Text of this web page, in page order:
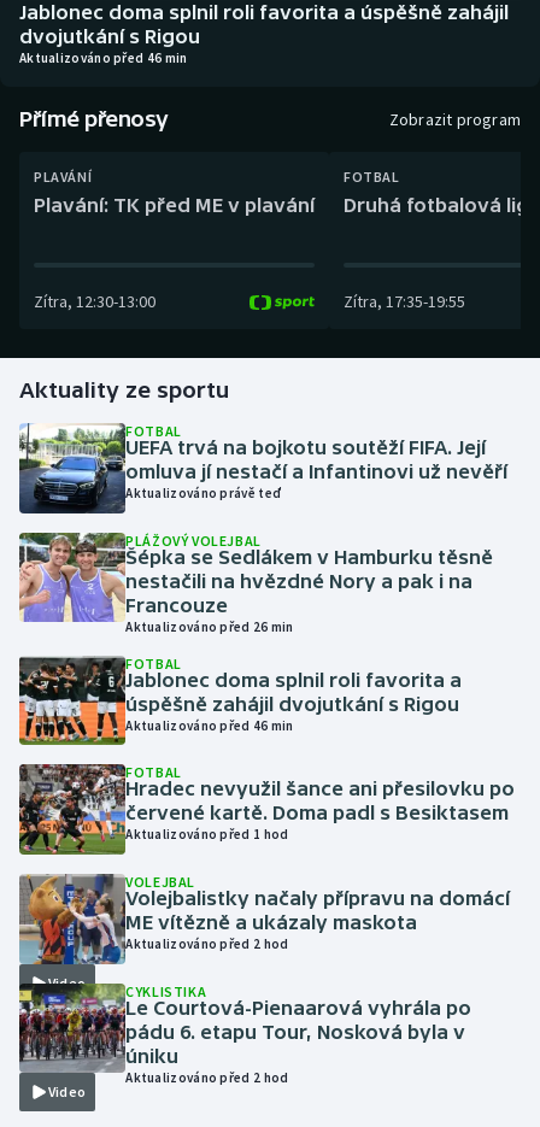
Box
Dostihy
Florbal
Golf
Gymnastika
Házená
Jezdectví
Judo
Krasobruslení
Lezení
Lyže a snowboard
Moderní pětiboj
Motorsport
Olympijské hry
Parasport
Plavání
Plážový volejbal
Ragby
Jablonec doma splnil roli favorita a úspěšně zahájil
dvojutkání s Rigou
Aktualizováno před 46 min
Přímé přenosy Zobrazit program
PLAVÁNÍ
Plavání: TK před ME v plavání
Zítra, 12:30-13:00
FOTBAL
Druhá fotbalová
Zítra, 17:35-19:55
Aktuality ze sportu
FOTBAL
UEFA trvá na bojkotu soutěží FIFA. Její
omluva jí nestačí a Infantinovi už nevěří
Aktualizováno právě teď
PLÁŽOVÝ VOLEJBAL
Šépka se Sedlákem v Hamburku těsně
nestačili na hvězdné Nory a pak i na
Francouze
Aktualizováno před 26 min
FOTBAL
Jablonec doma splnil roli favorita a
úspěšně zahájil dvojutkání s Rigou
Aktualizováno před 46 min
FOTBAL
Hradec nevyužil šance ani přesilovku po
červené kartě. Doma padl s Besiktasem
Aktualizováno před 1 hod
Video
VOLEJBAL
Volejbalistky načaly přípravu na domácí
ME vítězně a ukázaly maskota
Aktualizováno před 2 hod
Video
CYKLISTIKA
Le Courtová-Pienaarová vyhrála po
pádu 6. etapu Tour, Nosková byla v
úniku
Aktualizováno před 2 hod